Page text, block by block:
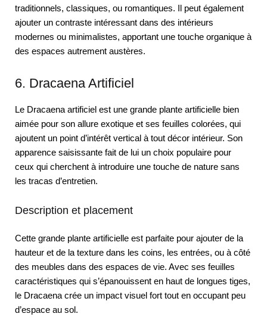
traditionnels, classiques, ou romantiques. Il peut également
ajouter un contraste intéressant dans des intérieurs
modernes ou minimalistes, apportant une touche organique à
des espaces autrement austères.
6. Dracaena Artificiel
Le Dracaena artificiel est une grande plante artificielle bien
aimée pour son allure exotique et ses feuilles colorées, qui
ajoutent un point d’intérêt vertical à tout décor intérieur. Son
apparence saisissante fait de lui un choix populaire pour
ceux qui cherchent à introduire une touche de nature sans
les tracas d’entretien.
Description et placement
Cette grande plante artificielle est parfaite pour ajouter de la
hauteur et de la texture dans les coins, les entrées, ou à côté
des meubles dans des espaces de vie. Avec ses feuilles
caractéristiques qui s’épanouissent en haut de longues tiges,
le Dracaena crée un impact visuel fort tout en occupant peu
d’espace au sol.